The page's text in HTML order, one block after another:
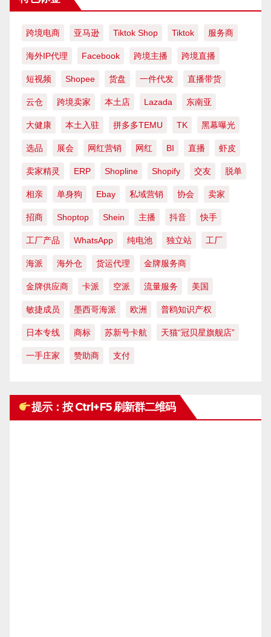
跨境电商 亚马逊 Tiktok Shop Tiktok 服务商
海外IP代理 Facebook 跨境主播 跨境直播
短视频 Shopee 货盘 一件代发 直播带货
云仓 跨境卖家 本土店 Lazada 东南亚
大健康 本土入驻 拼多多TEMU TK 黑幕曝光
选品 展会 网红营销 网红 BI 直播 虾皮
卖家精灵 ERP Shopline Shopify 交友 脱单
相亲 单身狗 Ebay 私域营销 协会 卖家
招商 Shoptop Shein 主播 抖音 快手
工厂产品 WhatsApp 纯电池 独立站 工厂
海派 海外仓 货运代理 金牌服务商
金牌供应商 卡派 空派 流量服务 美国
敏捷成员 墨西哥海派 欧洲 普鸥知识产权
日本专线 商标 苏新号卡航 天猫“冠贝星旗舰店”
一手庄家 赞助商 支付
提示：按 Ctrl+F5 刷新群二维码